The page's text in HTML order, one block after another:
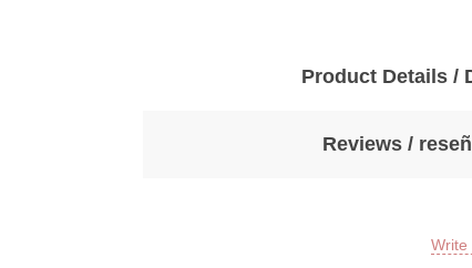
Product Details /
Reviews /
Write